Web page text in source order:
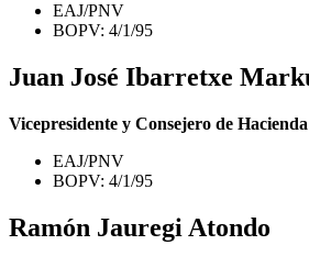
EAJ/PNV
BOPV: 4/1/95
Juan José Ibarretxe
Vicepresidente y Consejero de
EAJ/PNV
BOPV: 4/1/95
Ramón Jauregi Atondo